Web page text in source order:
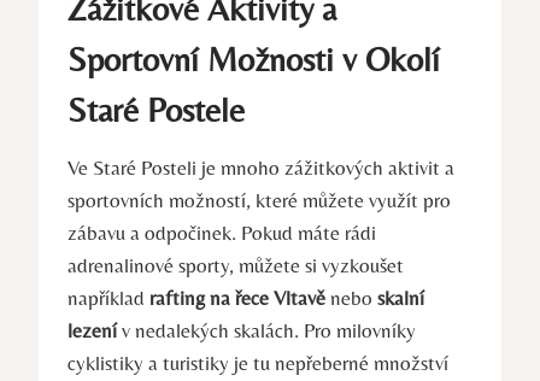
Zážitkové Aktivity a
Sportovní Možnosti v Okolí
Staré Postele
Ve Staré Posteli je mnoho zážitkových aktivit a
sportovních možností, které můžete využít pro
zábavu a odpočinek. Pokud máte rádi
adrenalinové sporty, můžete si vyzkoušet
například rafting na řece Vltavě nebo skalní
lezenív nedalekých skalách. Pro milovníky
cyklistiky a turistiky je tu nepřeberné množství